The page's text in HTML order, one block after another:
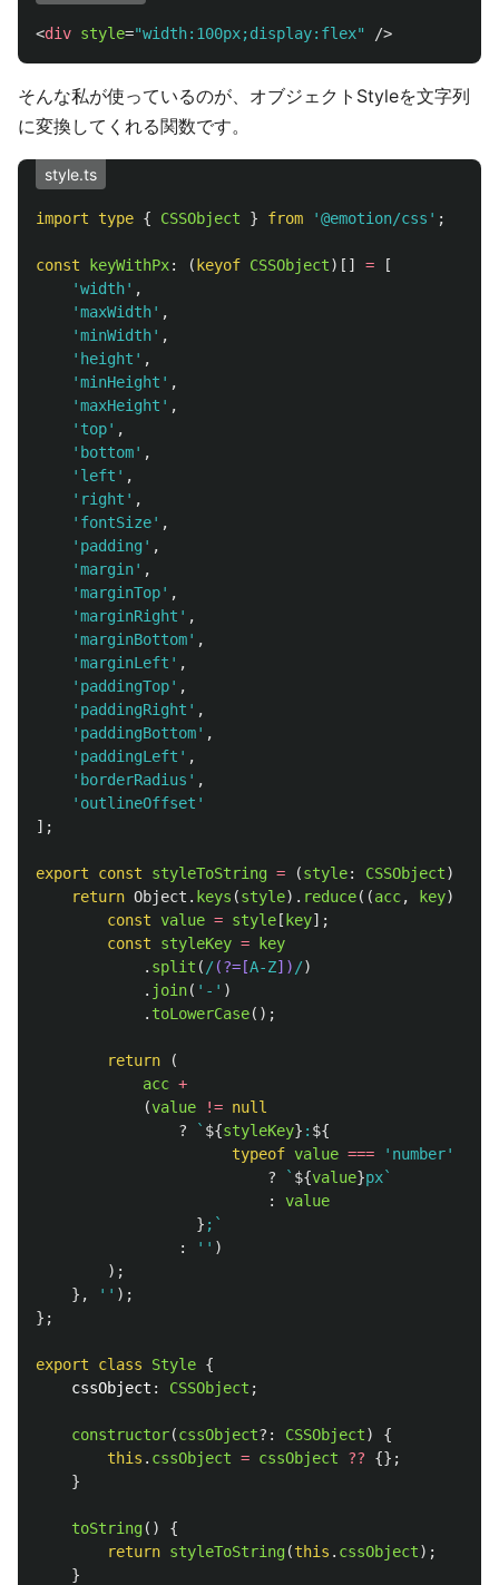
<div style="width:100px;display:flex" />
そんな私が使っているのが、オブジェクトStyleを文字列
に変換してくれる関数です。
style.ts
import type { CSSObject } from '@emotion/css ' ;
const keyWithPx: ( keyof CSSObject)[] =
[
'width' ,
'maxWidth' ,
'minWidth' ,
' height ' ,
'minHeight ' ,
'maxHeight ' ,
' top' ,
' bottom' ,
' left ' ,
' right ' ,
' fontSize' ,
' padding ' ,
'margin' ,
'marginTop' ,
'marginRight ' ,
'marginBottom' ,
'marginLeft ' ,
' paddingTop' ,
' paddingRight ' ,
' paddingBottom' ,
' paddingLeft ' ,
' borderRadius ' ,
' outlineOffset '
];
export const styleToString = (style: CSSObject)
return Object . keys (style). reduce((acc, key)
const value = style [ key];
const
styleKey =
key
. split ( /(?=[A-Z]) /)
. join( ' - ' )
. toLowerCase();
return
(
acc +
(value != null
?
` ${styleKey} : ${
typeof value === ' number'
?
` ${value}px`
:
value
} ;`
:
'' )
);
},
'' );
};
export class Style {
cssObject : CSSObject ;
constructor(cssObject?: CSSObject)
{
this . cssObject = cssObject ??
{};
}
toString()
{
return styleToString(this . cssObject);
}